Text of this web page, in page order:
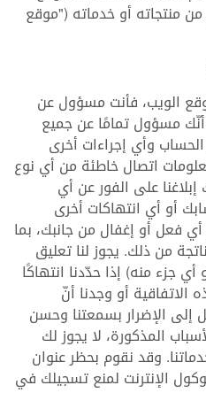
منتجاته أو خدماته ("موقع
الويب، فأنت مسؤول عن
مسؤول تمامًا عن جميع
وأي إجراءات أخرى
اتصال خاطئة من أي نوع
على الفور عن أي
أو أي انتهاكات أخرى
فعل أو إغفال من جانبك، بما
من ذلك. يجوز لنا تعليق
جزء منه) إذا حدّدنا انتهاكًا
أو وجدنا أنّ
الإضرار بسمعتنا وحسن
المذكورة، لا يجوز لك
وقد نقوم بحظر عنوان
الإنترنت لمنع تسجيلك في